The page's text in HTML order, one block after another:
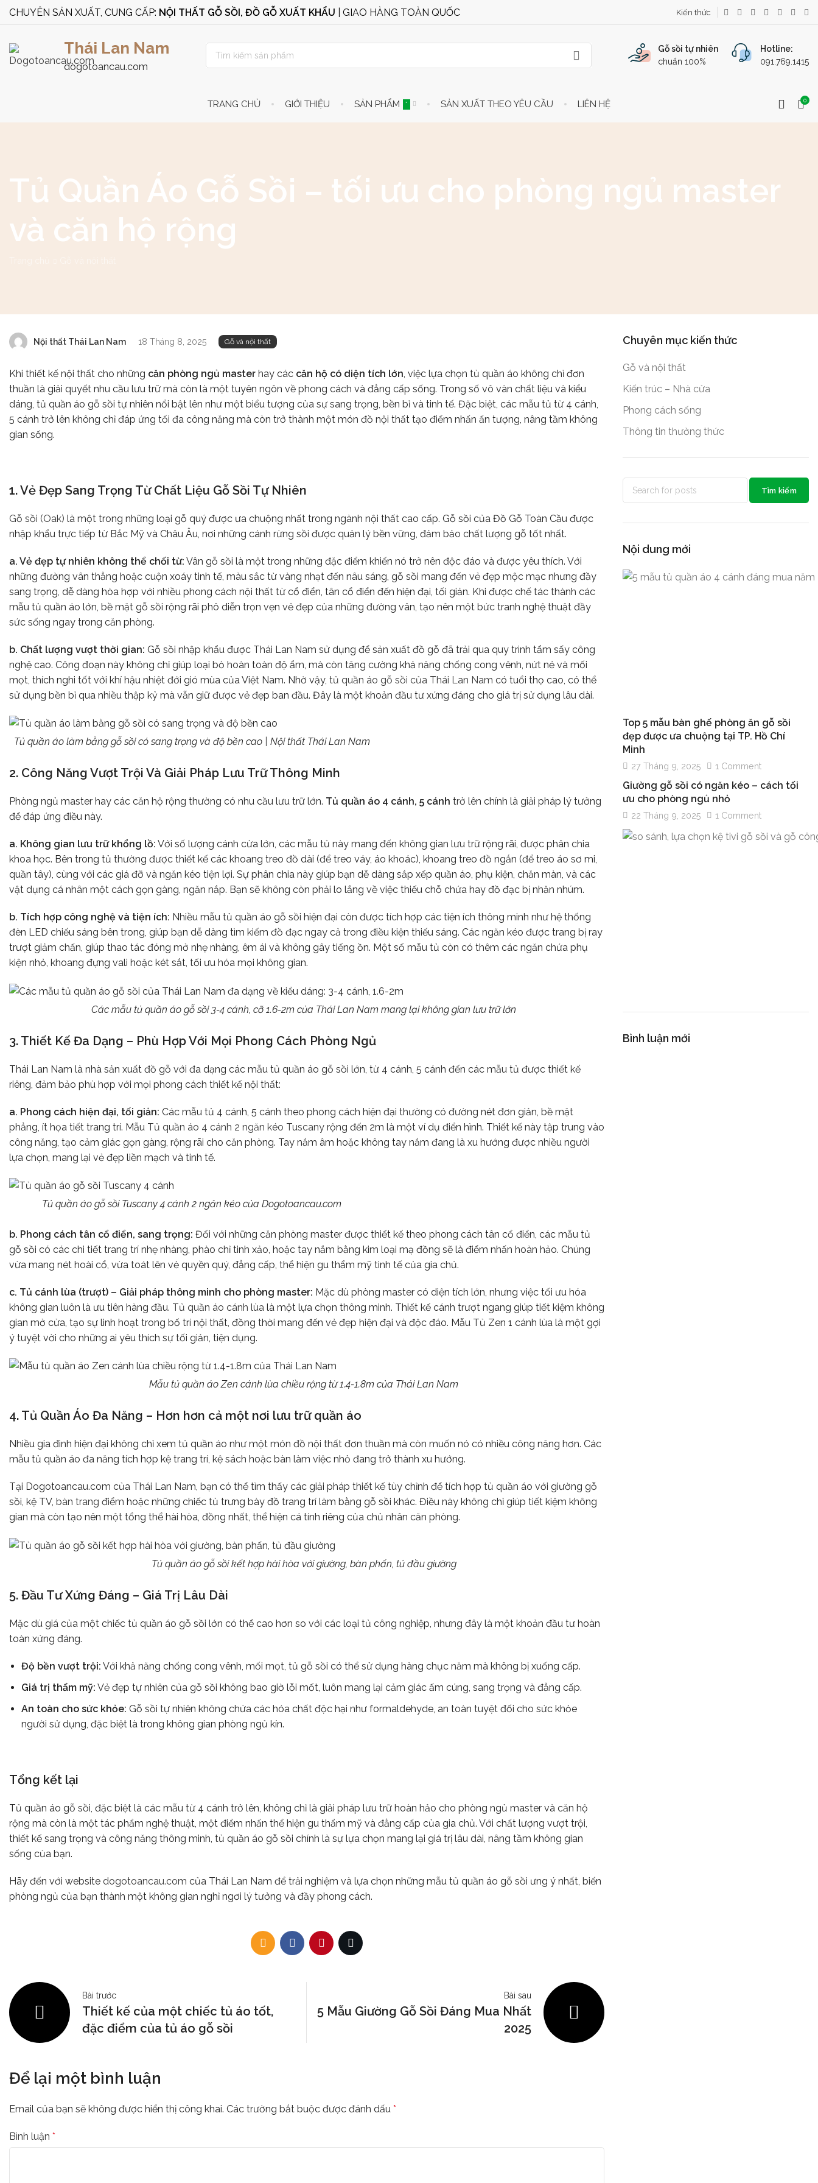
CHUYÊN SẢN XUẤT, CUNG CẤP: NỘI THẤT GỖ SỒI, ĐỒ GỖ XUẤT KHẨU | GIAO HÀNG TOÀN QUỐC Kiến thức
Thái Lan Nam
dogotoancau.com
Gỗ sồi tự nhiên
chuẩn 100%
Hotline:
091.769.1415
TRANG CHỦ GIỚI THIỆU SẢN PHẨM * SẢN XUẤT THEO YÊU CẦU LIÊN HỆ 0
Tủ Quần Áo Gỗ Sồi – tối ưu cho phòng ngủ master
và căn hộ rộng
Nội thất Thái Lan Nam 18 Tháng 8, 2025 Gỗ và nội thất
Khi thiết kế nội thất cho những căn phòng ngủ master hay các căn hộ có diện tích lớn, việc lựa chọn tủ quần áo không chỉ đơn
thuần là giải quyết nhu cầu lưu trữ mà còn là một tuyên ngôn về phong cách và đẳng cấp sống. Trong số vô vàn chất liệu và kiểu
dáng, tủ quần áo gỗ sồi tự nhiên nổi bật lên như một biểu tượng của sự sang trọng, bền bỉ và tinh tế. Đặc biệt, các mẫu tủ từ 4 cánh,
5 cánh trở lên không chỉ đáp ứng tối đa công năng mà còn trở thành một món đồ nội thất tạo điểm nhấn ấn tượng, nâng tầm không
gian sống.
1. Vẻ Đẹp Sang Trọng Từ Chất Liệu Gỗ Sồi Tự Nhiên
Gỗ sồi (Oak) là một trong những loại gỗ quý được ưa chuộng nhất trong ngành nội thất cao cấp. Gỗ sồi của Đồ Gỗ Toàn Cầu được
nhập khẩu trực tiếp từ Bắc Mỹ và Châu Âu, nơi những cánh rừng sồi được quản lý bền vững, đảm bảo chất lượng gỗ tốt nhất.
a. Vẻ đẹp tự nhiên không thể chối từ: Vân gỗ sồi là một trong những đặc điểm khiến nó trở nên độc đáo và được yêu thích. Với
những đường vân thẳng hoặc cuộn xoáy tinh tế, màu sắc từ vàng nhạt đến nâu sáng, gỗ sồi mang đến vẻ đẹp mộc mạc nhưng đầy
sang trọng, dễ dàng hòa hợp với nhiều phong cách nội thất từ cổ điển, tân cổ điển đến hiện đại, tối giản. Khi được chế tác thành các
mẫu tủ quần áo lớn, bề mặt gỗ sồi rộng rãi phô diễn trọn vẹn vẻ đẹp của những đường vân, tạo nên một bức tranh nghệ thuật đầy
sức sống ngay trong căn phòng.
b. Chất lượng vượt thời gian: Gỗ sồi nhập khẩu được Thái Lan Nam sử dụng để sản xuất đồ gỗ đã trải qua quy trình tẩm sấy công
nghệ cao. Công đoạn này không chỉ giúp loại bỏ hoàn toàn độ ẩm, mà còn tăng cường khả năng chống cong vênh, nứt nẻ và mối
mọt, thích nghi tốt với khí hậu nhiệt đới gió mùa của Việt Nam. Nhờ vậy, tủ quần áo gỗ sồi của Thái Lan Nam có tuổi thọ cao, có thể
sử dụng bền bỉ qua nhiều thập kỷ mà vẫn giữ được vẻ đẹp ban đầu. Đây là một khoản đầu tư xứng đáng cho giá trị sử dụng lâu dài.
Tủ quần áo làm bằng gỗ sồi có sang trọng và độ bền cao | Nội thất Thái Lan Nam
2. Công Năng Vượt Trội Và Giải Pháp Lưu Trữ Thông Minh
Phòng ngủ master hay các căn hộ rộng thường có nhu cầu lưu trữ lớn. Tủ quần áo 4 cánh, 5 cánh trở lên chính là giải pháp lý tưởng
để đáp ứng điều này.
a. Không gian lưu trữ khổng lồ: Với số lượng cánh cửa lớn, các mẫu tủ này mang đến không gian lưu trữ rộng rãi, được phân chia
khoa học. Bên trong tủ thường được thiết kế các khoang treo đồ dài (để treo váy, áo khoác), khoang treo đồ ngắn (để treo áo sơ mi,
quần tây), cùng với các giá đỡ và ngăn kéo tiện lợi. Sự phân chia này giúp bạn dễ dàng sắp xếp quần áo, phụ kiện, chăn màn, và các
vật dụng cá nhân một cách gọn gàng, ngăn nắp. Bạn sẽ không còn phải lo lắng về việc thiếu chỗ chứa hay đồ đạc bị nhăn nhúm.
b. Tích hợp công nghệ và tiện ích: Nhiều mẫu tủ quần áo gỗ sồi hiện đại còn được tích hợp các tiện ích thông minh như hệ thống
đèn LED chiếu sáng bên trong, giúp bạn dễ dàng tìm kiếm đồ đạc ngay cả trong điều kiện thiếu sáng. Các ngăn kéo được trang bị ray
trượt giảm chấn, giúp thao tác đóng mở nhẹ nhàng, êm ái và không gây tiếng ồn. Một số mẫu tủ còn có thêm các ngăn chứa phụ
kiện nhỏ, khoang đựng vali hoặc két sắt, tối ưu hóa mọi không gian.
Các mẫu tủ quần áo gỗ sồi 3-4 cánh, cỡ 1.6-2m của Thái Lan Nam mang lại không gian lưu trữ lớn
3. Thiết Kế Đa Dạng – Phù Hợp Với Mọi Phong Cách Phòng Ngủ
Thái Lan Nam là nhà sản xuất đồ gỗ với đa dạng các mẫu tủ quần áo gỗ sồi lớn, từ 4 cánh, 5 cánh đến các mẫu tủ được thiết kế
riêng, đảm bảo phù hợp với mọi phong cách thiết kế nội thất:
a. Phong cách hiện đại, tối giản: Các mẫu tủ 4 cánh, 5 cánh theo phong cách hiện đại thường có đường nét đơn giản, bề mặt
phẳng, ít họa tiết trang trí. Mẫu Tủ quần áo 4 cánh 2 ngăn kéo Tuscany rộng đến 2m là một ví dụ điển hình. Thiết kế này tập trung vào
công năng, tạo cảm giác gọn gàng, rộng rãi cho căn phòng. Tay nắm âm hoặc không tay nắm đang là xu hướng được nhiều người
lựa chọn, mang lại vẻ đẹp liền mạch và tinh tế.
Tủ quần áo gỗ sồi Tuscany 4 cánh 2 ngăn kéo của Dogotoancau.com
b. Phong cách tân cổ điển, sang trọng: Đối với những căn phòng master được thiết kế theo phong cách tân cổ điển, các mẫu tủ
gỗ sồi có các chi tiết trang trí nhẹ nhàng, phào chỉ tinh xảo, hoặc tay nắm bằng kim loại mạ đồng sẽ là điểm nhấn hoàn hảo. Chúng
vừa mang nét hoài cổ, vừa toát lên vẻ quyền quý, đẳng cấp, thể hiện gu thẩm mỹ tinh tế của gia chủ.
c. Tủ cánh lùa (trượt) – Giải pháp thông minh cho phòng master: Mặc dù phòng master có diện tích lớn, nhưng việc tối ưu hóa
không gian luôn là ưu tiên hàng đầu. Tủ quần áo cánh lùa là một lựa chọn thông minh. Thiết kế cánh trượt ngang giúp tiết kiệm không
gian mở cửa, tạo sự linh hoạt trong bố trí nội thất, đồng thời mang đến vẻ đẹp hiện đại và độc đáo. Mẫu Tủ Zen 1 cánh lùa là một gợi
ý tuyệt vời cho những ai yêu thích sự tối giản, tiện dụng.
Mẫu tủ quần áo Zen cánh lùa chiều rộng từ 1.4-1.8m của Thái Lan Nam
4. Tủ Quần Áo Đa Năng – Hơn hơn cả một nơi lưu trữ quần áo
Nhiều gia đình hiện đại không chỉ xem tủ quần áo như một món đồ nội thất đơn thuần mà còn muốn nó có nhiều công năng hơn. Các
mẫu tủ quần áo đa năng tích hợp kệ trang trí, kệ sách hoặc bàn làm việc nhỏ đang trở thành xu hướng.
Tại Dogotoancau.com của Thái Lan Nam, bạn có thể tìm thấy các giải pháp thiết kế tùy chỉnh để tích hợp tủ quần áo với giường gỗ
sồi, kệ TV, bàn trang điểm hoặc những chiếc tủ trưng bày đồ trang trí làm bằng gỗ sồi khác. Điều này không chỉ giúp tiết kiệm không
gian mà còn tạo nên một tổng thể hài hòa, đồng nhất, thể hiện cá tính riêng của chủ nhân căn phòng.
Tủ quần áo gỗ sồi kết hợp hài hòa với giường, bàn phấn, tủ đầu giường
5. Đầu Tư Xứng Đáng – Giá Trị Lâu Dài
Mặc dù giá của một chiếc tủ quần áo gỗ sồi lớn có thể cao hơn so với các loại tủ công nghiệp, nhưng đây là một khoản đầu tư hoàn
toàn xứng đáng.
Độ bền vượt trội: Với khả năng chống cong vênh, mối mọt, tủ gỗ sồi có thể sử dụng hàng chục năm mà không bị xuống cấp.
Giá trị thẩm mỹ: Vẻ đẹp tự nhiên của gỗ sồi không bao giờ lỗi mốt, luôn mang lại cảm giác ấm cúng, sang trọng và đẳng cấp.
An toàn cho sức khỏe: Gỗ sồi tự nhiên không chứa các hóa chất độc hại như formaldehyde, an toàn tuyệt đối cho sức khỏe
người sử dụng, đặc biệt là trong không gian phòng ngủ kín.
Tổng kết lại
Tủ quần áo gỗ sồi, đặc biệt là các mẫu từ 4 cánh trở lên, không chỉ là giải pháp lưu trữ hoàn hảo cho phòng ngủ master và căn hộ
rộng mà còn là một tác phẩm nghệ thuật, một điểm nhấn thể hiện gu thẩm mỹ và đẳng cấp của gia chủ. Với chất lượng vượt trội,
thiết kế sang trọng và công năng thông minh, tủ quần áo gỗ sồi chính là sự lựa chọn mang lại giá trị lâu dài, nâng tầm không gian
sống của bạn.
Hãy đến với website dogotoancau.com của Thái Lan Nam để trải nghiệm và lựa chọn những mẫu tủ quần áo gỗ sồi ưng ý nhất, biến
phòng ngủ của bạn thành một không gian nghỉ ngơi lý tưởng và đầy phong cách.
Bài trước
Thiết kế của một chiếc tủ áo tốt,
đặc điểm của tủ áo gỗ sồi
Bài sau
5 Mẫu Giường Gỗ Sồi Đáng Mua Nhất
2025
Để lại một bình luận
Email của bạn sẽ không được hiển thị công khai. Các trường bắt buộc được đánh dấu *
Bình luận *
Chuyên mục kiến thức
Gỗ và nội thất
Kiến trúc – Nhà cửa
Phong cách sống
Thông tin thường thức
Tìm kiếm
Nội dung mới
Top 5 mẫu bàn ghế phòng ăn gỗ sồi
đẹp được ưa chuộng tại TP. Hồ Chí
Minh
27 Tháng 9, 2025 1 Comment
Giường gỗ sồi có ngăn kéo – cách tối
ưu cho phòng ngủ nhỏ
22 Tháng 9, 2025 1 Comment
Bình luận mới